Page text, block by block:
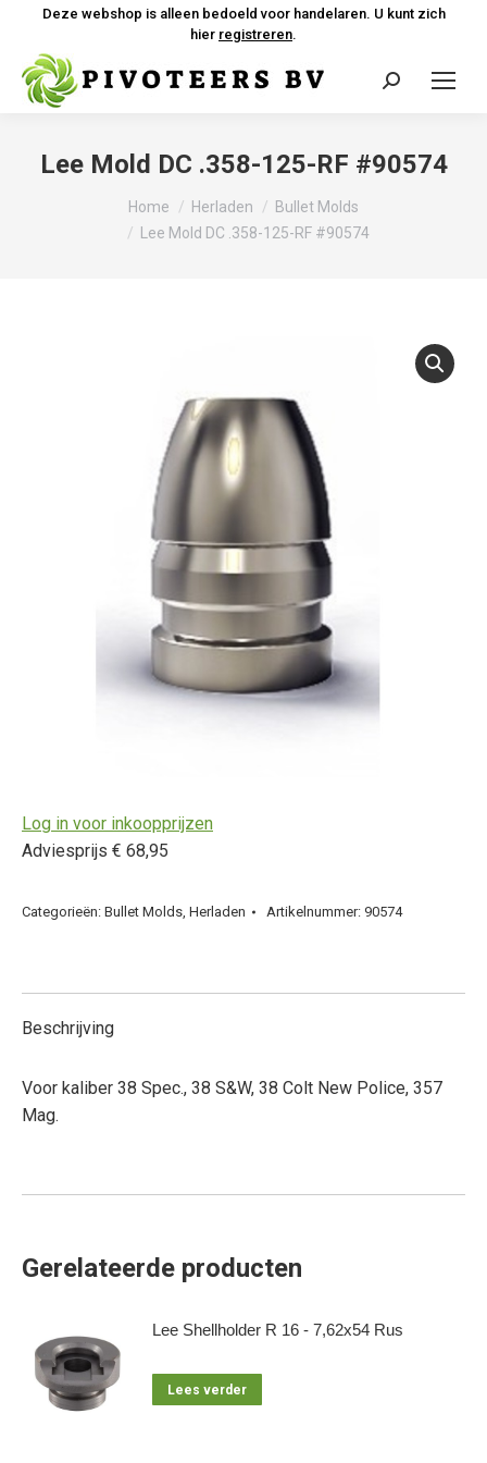
Deze webshop is alleen bedoeld voor handelaren. U kunt zich
hier registreren.
Zoeken:
Lee Mold DC .358-125-RF #90574
Home Herladen
Bullet Molds
Lee Mold DC .358-125-RF #90574
Log in voor inkoopprijzen
Adviesprijs € 68,95
Categorieën: Bullet Molds, Herladen Artikelnummer: 90574
Beschrijving
Voor kaliber 38 Spec., 38 S&W, 38 Colt New Police, 357
Mag.
Gerelateerde producten
Lee Shellholder R 16 - 7,62x54 Rus
Lees verder